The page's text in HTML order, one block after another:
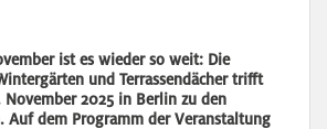
ist es wieder so weit: Die
und Terrassendächer trifft
November 2025 in Berlin zu den
Auf dem Programm der Veranstaltung